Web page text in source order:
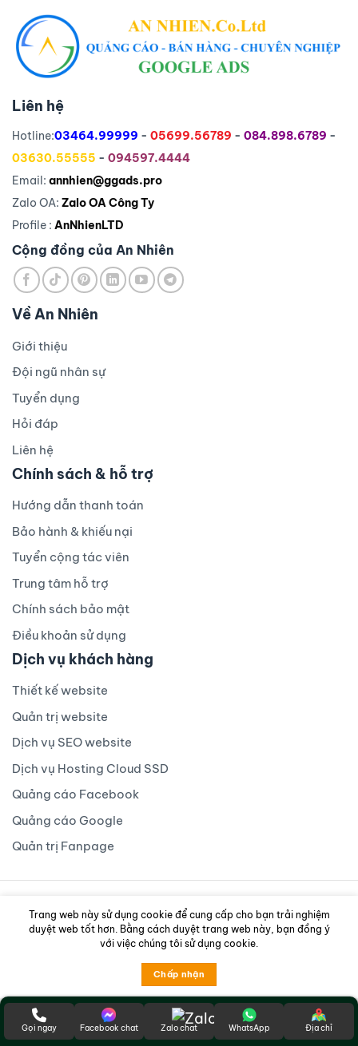
Liên hệ
Hotline:03464.99999 - 05699.56789 - 084.898.6789 -
03630.55555 - 094597.4444
Email: annhien@ggads.pro
Zalo OA: Zalo OA Công Ty
Profile : AnNhienLTD
Cộng đồng của An Nhiên
Về An Nhiên
Giới thiệu
Đội ngũ nhân sự
Tuyển dụng
Hỏi đáp
Liên hệ
Chính sách & hỗ trợ
Hướng dẫn thanh toán
Bảo hành & khiếu nại
Tuyển cộng tác viên
Trung tâm hỗ trợ
Chính sách bảo mật
Điều khoản sử dụng
Dịch vụ khách hàng
Thiết kế website
Quản trị website
Dịch vụ SEO website
Dịch vụ Hosting Cloud SSD
Quảng cáo Facebook
Quảng cáo Google
Quản trị Fanpage
CÔNG TY TNHH TRUYỀN THÔNG CÔNG
NGHỆ AN NHIÊN
Giấy phép kinh doanh số:0109613075
hoạch và Đầu tư thành phố Hà Nội
Trụ sở chính: 75A ngõ 94 Hồng Mai, Phường Bạch Mai,
TP. Hà Nội
Gọi ngay Facebook chat Zalo chat WhatsApp Địa chỉ
Trang web này sử dụng cookie để cung cấp cho bạn trải nghiệm
duyệt web tốt hơn. Bằng cách duyệt trang web này, bạn đồng ý
với việc chúng tôi sử dụng cookie.
Chấp nhận